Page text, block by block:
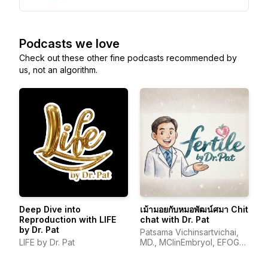
Podcasts we love
Check out these other fine podcasts recommended by
us, not an algorithm.
Deep Dive into
Reproduction with LIFE
by Dr. Pat
LIFE by Dr. Pat
เม้ามอยกับหมอพัฒน์ศมา Chit
chat with Dr. Pat
Patsama Vichinsartvichai,
MD., MClinEmbryol, EFOG-